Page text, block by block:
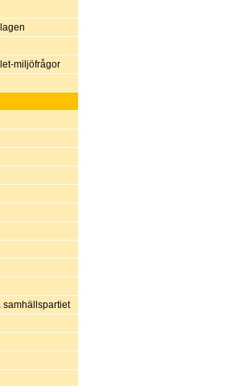
miljöfrågor
samhällspartiet